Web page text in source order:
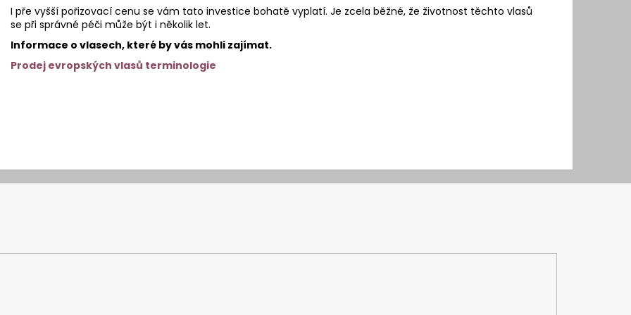
I pře vyšší pořizovací cenu se vám tato investice bohatě vyplatí. Je zcela běžné, že životnost těchto vlasů
se při správné péči může být i několik let.
Informace o vlasech, které by vás mohli zajímat.
Prodej evropských vlasů terminologie